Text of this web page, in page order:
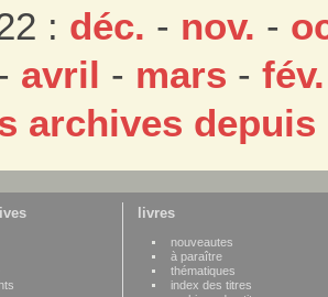
: déc. - nov. -
avril - mars -fév.
archives depuis
livres
nouveautes
à paraître
thématiques
index des titres